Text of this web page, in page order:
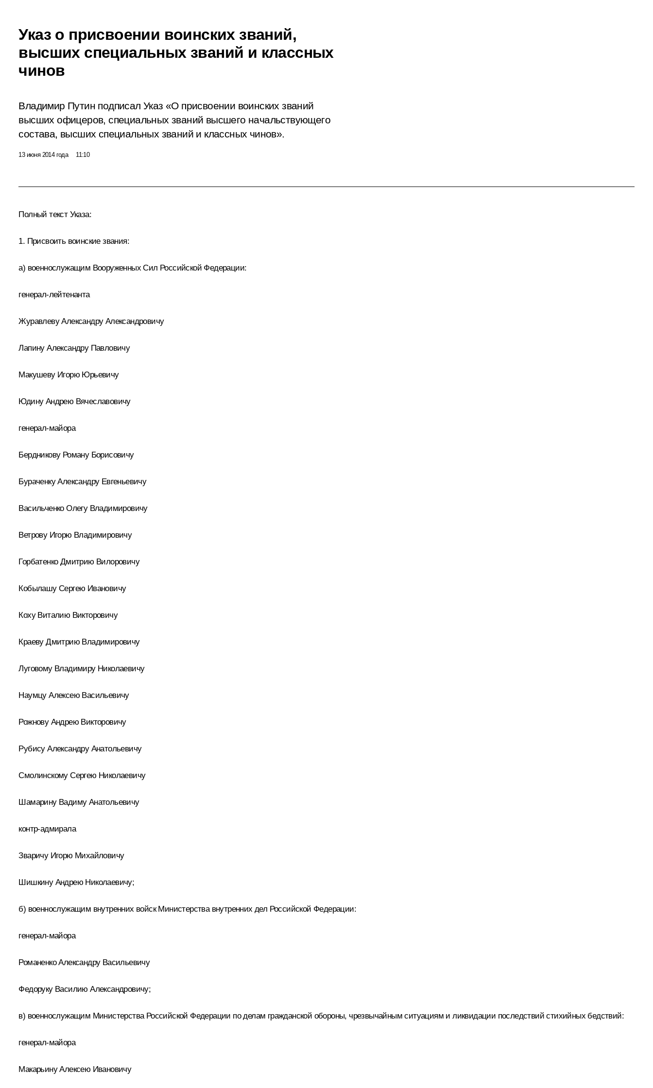
Указ о присвоении воинских званий,
высших специальных званий и классных
чинов
Владимир Путин подписал Указ «О присвоении воинских званий
высших офицеров, специальных званий высшего начальствующего
состава, высших специальных званий и классных чинов».
13 июня 2014 года 11:10
Полный текст Указа:
1. Присвоить воинские звания:
а) военнослужащим Вооруженных Сил Российской Федерации:
генерал-лейтенанта
Журавлеву Александру Александровичу
Лапину Александру Павловичу
Макушеву Игорю Юрьевичу
Юдину Андрею Вячеславовичу
генерал-майора
Бердникову Роману Борисовичу
Бураченку Александру Евгеньевичу
Васильченко Олегу Владимировичу
Ветрову Игорю Владимировичу
Горбатенко Дмитрию Вилоровичу
Кобылашу Сергею Ивановичу
Коху Виталию Викторовичу
Краеву Дмитрию Владимировичу
Луговому Владимиру Николаевичу
Наумцу Алексею Васильевичу
Рожнову Андрею Викторовичу
Рубису Александру Анатольевичу
Смолинскому Сергею Николаевичу
Шамарину Вадиму Анатольевичу
контр-адмирала
Зваричу Игорю Михайловичу
Шишкину Андрею Николаевичу;
б) военнослужащим внутренних войск Министерства внутренних дел Российской Федерации:
генерал-майора
Романенко Александру Васильевичу
Федоруку Василию Александровичу;
в) военнослужащим Министерства Российской Федерации по делам гражданской обороны, чрезвычайным ситуациям и ликвидации последствий стихийных бедствий:
генерал-майора
Макарьину Алексею Ивановичу